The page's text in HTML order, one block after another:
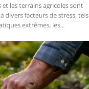
et les terrains agricoles sont
divers facteurs de stress, tels
extrêmes, les...